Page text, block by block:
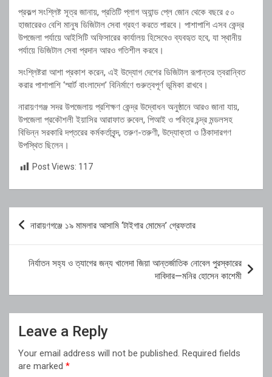
প্রকল্প সংশ্লিষ্ট সূত্র জানায়, প্রতিটি প্লাগ অ্যান্ড প্লে জোন থেকে বছরে ৫০
হাজারেরও বেশি মানুষ ডিজিটাল সেবা গ্রহণ করতে পারবে। পাশাপাশি এসব কেন্দ্র
উপজেলা পর্যায়ে আইসিটি অফিসারের কার্যালয় হিসেবেও ব্যবহৃত হবে, যা স্থানীয়
পর্যায়ে ডিজিটাল সেবা প্রদান আরও গতিশীল করবে।
সংশ্লিষ্টরা আশা প্রকাশ করেন, এই উদ্যোগ দেশের ডিজিটাল রূপান্তর ত্বরান্বিত
করার পাশাপাশি ‘স্মার্ট বাংলাদেশ’ বিনির্মাণে গুরুত্বপূর্ণ ভূমিকা রাখবে।
নারায়ণগঞ্জ সদর উপজেলায় প্রশিক্ষণ কেন্দ্র উদ্বোধন অনুষ্ঠানে আরও জানা যায়,
উপজেলা প্রকৌশলী ইয়াসির আরাফাত রুবেল, পিআই ও পবিত্র চন্দ্র মন্ডলসহ
বিভিন্ন সরকারি দপ্তরের কর্মকর্তাবৃন্দ, তরুণ-তরুণী, উদ্যোক্তা ও ঠিকাদারগণ
উপস্থিত ছিলেন।
Post Views: 117
Post
নারায়ণগঞ্জে ১৯ মামলার আসামি ‘টাইগার মোমেন’ গ্রেফতার
নির্যাতন সহ্য ও ত্যাগের জন্য খালেদা জিয়া আন্তর্জাতিক নোবেল পুরস্কারের
দাবিদার—মনির হোসেন কাশেমী
Leave a Reply
Your email address will not be published. Required fields
are marked *